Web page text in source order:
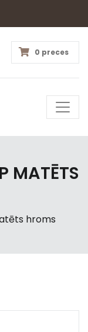
0 preces
MATĒTS
hroms